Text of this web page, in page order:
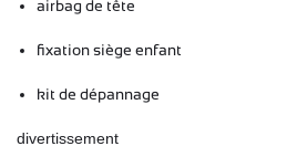
airbag de tête
fixation siège enfant
kit de dépannage
divertissement